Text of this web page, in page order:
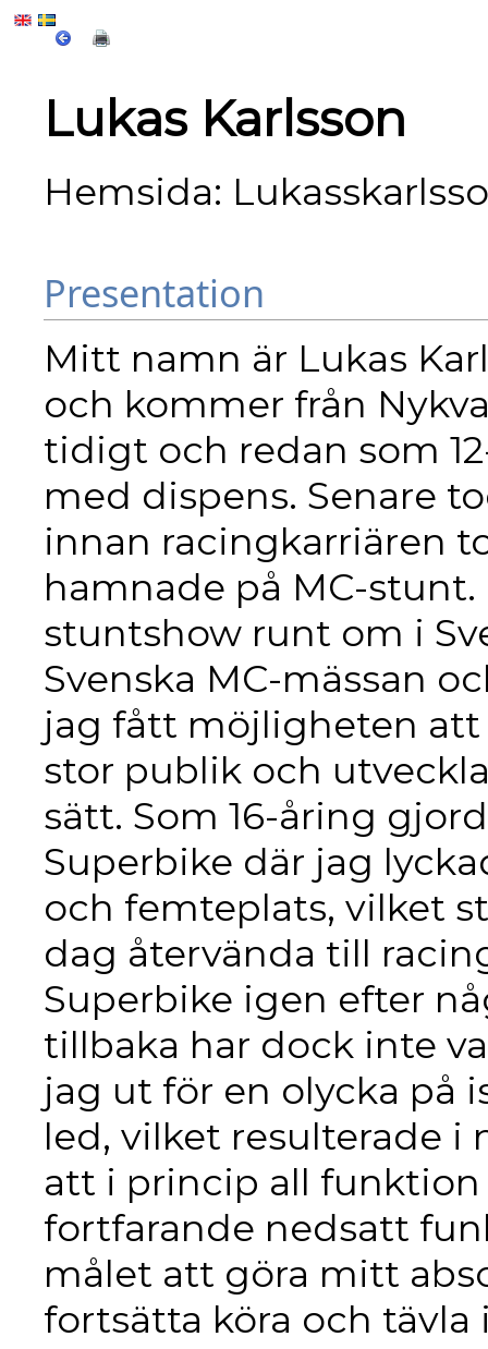
Lukas Karlsson
Hemsida:
Presentation
Mitt namn är Lukas
och kommer från
tidigt och redan som
med dispens. Senare
innan racingkarriären
hamnade på MC-
stuntshow runt om i
Svenska MC-mässan
jag fått möjligheten
stor publik och
sätt. Som 16-åring
Superbike där jag
och femteplats, vilket
dag återvända till
Superbike igen efter
tillbaka har dock inte
jag ut för en olycka på
led, vilket resulterade i
att i princip all funktion
fortfarande nedsatt
målet att göra mitt
fortsätta köra och